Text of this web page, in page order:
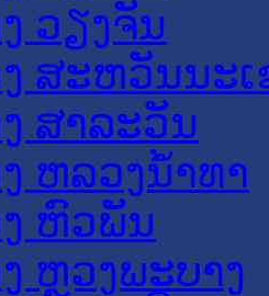
ວຽງຈັນ
ສະຫວັນນະ
ສາລະວັນ
ຫລວງນໍ້າທາ
ຫົວພັນ
ຫຼວງພະບາງ